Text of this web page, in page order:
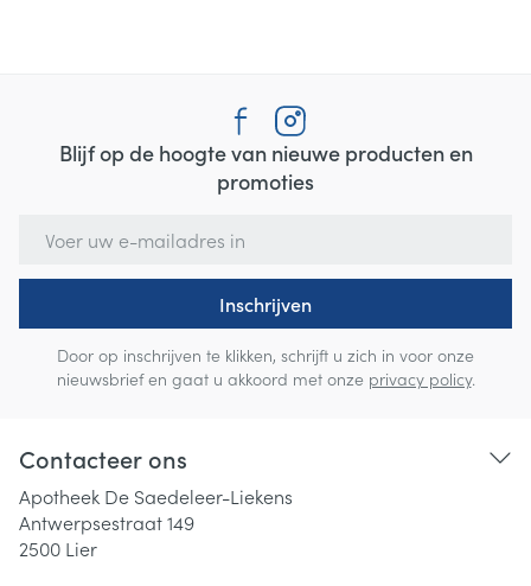
Blijf op de hoogte van nieuwe producten en
promoties
Inschrijven
Door op inschrijven te klikken, schrijft u zich in voor onze
nieuwsbrief en gaat u akkoord met onze privacy policy.
Contacteer ons
Apotheek De Saedeleer-Liekens
Antwerpsestraat 149
2500 Lier